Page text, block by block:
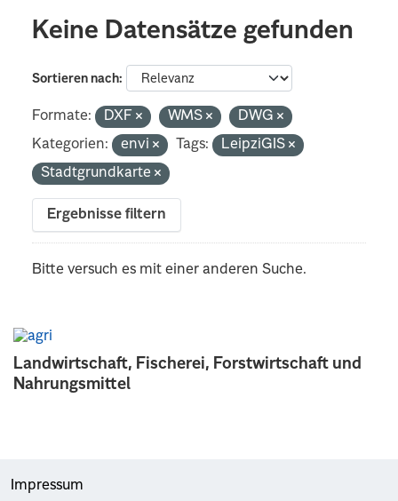
Landwirtschaft, Fischerei, Forstwirtschaft und
Nahrungsmittel
Keine Datensätze gefunden
Sortieren nach
Formate: DXF WMS
DWG
Kategorien:
envi Tags:
LeipziGIS
Stadtgrundkarte
Ergebnisse filtern
Bitte versuch es mit einer anderen Suche.
Impressum